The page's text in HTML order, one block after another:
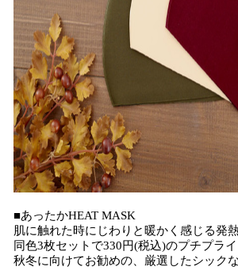
■あったかHEAT MASK
肌に触れた時にじわりと暖かく感じる発
同色3枚セットで330円(税込)のプチプライ
秋冬に向けてお勧めの、厳選したシック